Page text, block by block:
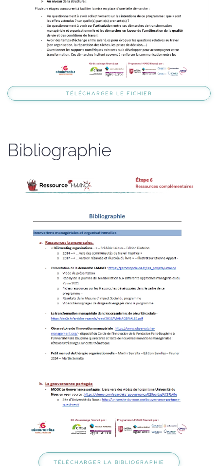
TÉLÉCHARGER LE FICHIER
Bibliographie
TÉLÉCHARGER LA BIBLIOGRAPHIE